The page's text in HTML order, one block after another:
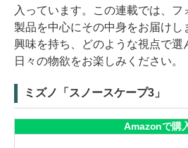
入っています。この連載では、フ
製品を中心にその中身をお届けし
興味を持ち、どのような視点で選
日々の物欲をお楽しみください。
ミズノ「スノースケープ3」
Amazonで購